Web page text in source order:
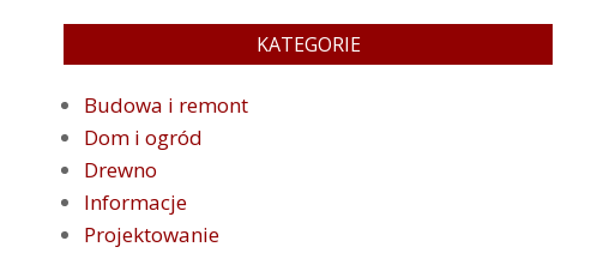
KATEGORIE
Budowa i remont
Dom i ogród
Drewno
Informacje
Projektowanie